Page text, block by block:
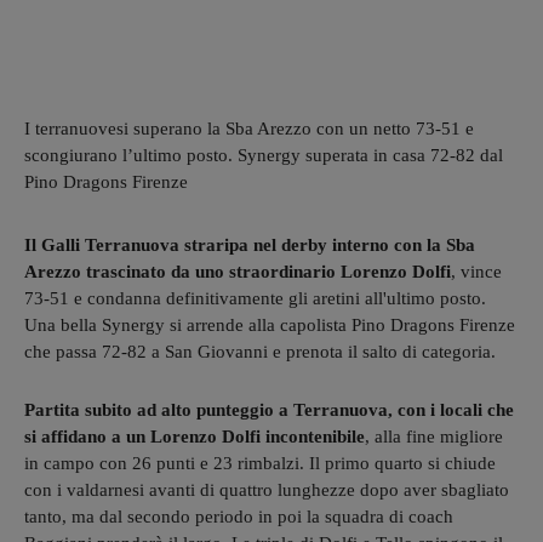
I terranuovesi superano la Sba Arezzo con un netto 73-51 e
scongiurano l’ultimo posto. Synergy superata in casa 72-82 dal
Pino Dragons Firenze
Il Galli Terranuova straripa nel derby interno con la Sba
Arezzo trascinato da uno straordinario Lorenzo Dolfi, vince
73-51 e condanna definitivamente gli aretini all'ultimo posto.
Una bella Synergy si arrende alla capolista Pino Dragons Firenze
che passa 72-82 a San Giovanni e prenota il salto di categoria.
Partita subito ad alto punteggio a Terranuova, con i locali che
si affidano a un Lorenzo Dolfi incontenibile, alla fine migliore
in campo con 26 punti e 23 rimbalzi. Il primo quarto si chiude
con i valdarnesi avanti di quattro lunghezze dopo aver sbagliato
tanto, ma dal secondo periodo in poi la squadra di coach